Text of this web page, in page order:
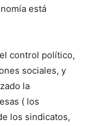
está
control político,
sociales, y
la
( los
los sindicatos,